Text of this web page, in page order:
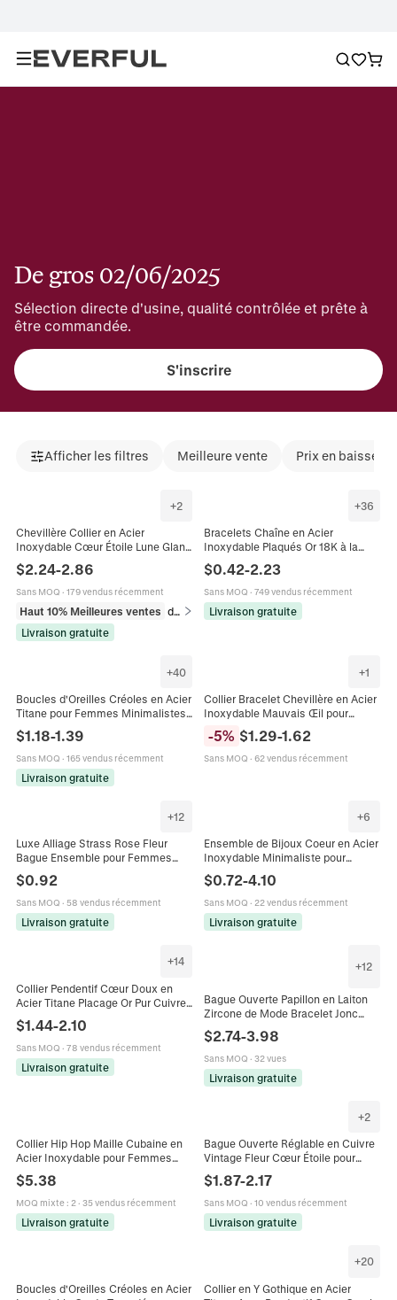
De gros 02/06/2025
Sélection directe d'usine, qualité contrôlée et prête à
être commandée.
S'inscrire
Afficher les filtres Meilleure vente Prix en baisse
+2
Chevillère Collier en Acier
Inoxydable Cœur Étoile Lune Gland
pour Femme Double Couche Perle
Artificielle Incrustée Or Argent
Bijoux
$2.24-2.86
Sans MOQ · 179 vendus récemment
Haut 10% Meilleures ventes
dans Bijoux corporels
Livraison gratuite
+36
Bracelets Chaîne en Acier
Inoxydable Plaqués Or 18K à la
Mode Pour Femmes Hommes
Géométrique Chaîne Serpent Box
Bracelet Bijoux Cadeau
$0.42-2.23
Sans MOQ · 749 vendus récemment
Livraison gratuite
+40
Boucles d'Oreilles Créoles en Acier
Titane pour Femmes Minimalistes
Géométriques Coeur Étoile Fleur
Pendentif Bijoux
$1.18-1.39
Sans MOQ · 165 vendus récemment
Livraison gratuite
+1
Collier Bracelet Chevillère en Acier
Inoxydable Mauvais Œil pour
Femme Plaqué Or 18K Œil Bleu
Strass Bijoux Chaîne Gourmette
-5% $1.29-1.62
Sans MOQ · 62 vendus récemment
+12
Luxe Alliage Strass Rose Fleur
Bague Ensemble pour Femmes
Électroplaqué Or Argent Mariage
Fiançailles Bijoux de Doigt
$0.92
Sans MOQ · 58 vendus récemment
Livraison gratuite
+6
Ensemble de Bijoux Coeur en Acier
Inoxydable Minimaliste pour
Femmes Ensemble de Collier
Bracelet Boucles d'Oreilles Forme
d'Amour Poli
$0.72-4.10
Sans MOQ · 22 vendus récemment
Livraison gratuite
+14
Collier Pendentif Cœur Doux en
Acier Titane Placage Or Pur Cuivre
Femme Bijoux Mode
$1.44-2.10
Sans MOQ · 78 vendus récemment
Livraison gratuite
+12
Bague Ouverte Papillon en Laiton
Zircone de Mode Bracelet Jonc
Main Animal Brillant pour Femmes
$2.74-3.98
Sans MOQ · 32 vues
Livraison gratuite
Collier Hip Hop Maille Cubaine en
Acier Inoxydable pour Femmes
Électrophorèse Colorée Bijoux de
Niche Style Urbain
$5.38
MOQ mixte: 2· 35 vendus récemment
Livraison gratuite
+2
Bague Ouverte Réglable en Cuivre
Vintage Fleur Cœur Étoile pour
Femme Élégante Plaquée Or Argent
Strass Bague Florale Bijoux
$1.87-2.17
Sans MOQ · 10 vendus récemment
Livraison gratuite
Boucles d'Oreilles Créoles en Acier
+20
Collier en Y Gothique en Acier